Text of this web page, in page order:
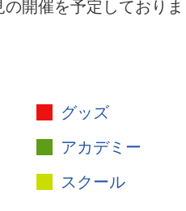
開催を予定しておりま
グッズ
アカデミー
スクール